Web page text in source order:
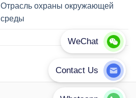
Отрасль охраны окружающей
среды